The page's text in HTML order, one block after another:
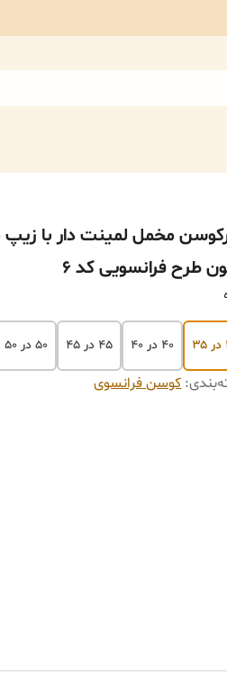
مخمل لمینت دار با زیپ
طرح فرانسویی کد ۶
۴۰ در ۴۰ ۴۵ در ۴۵ ۵۰ در ۵۰
:کوسن فرانسوی